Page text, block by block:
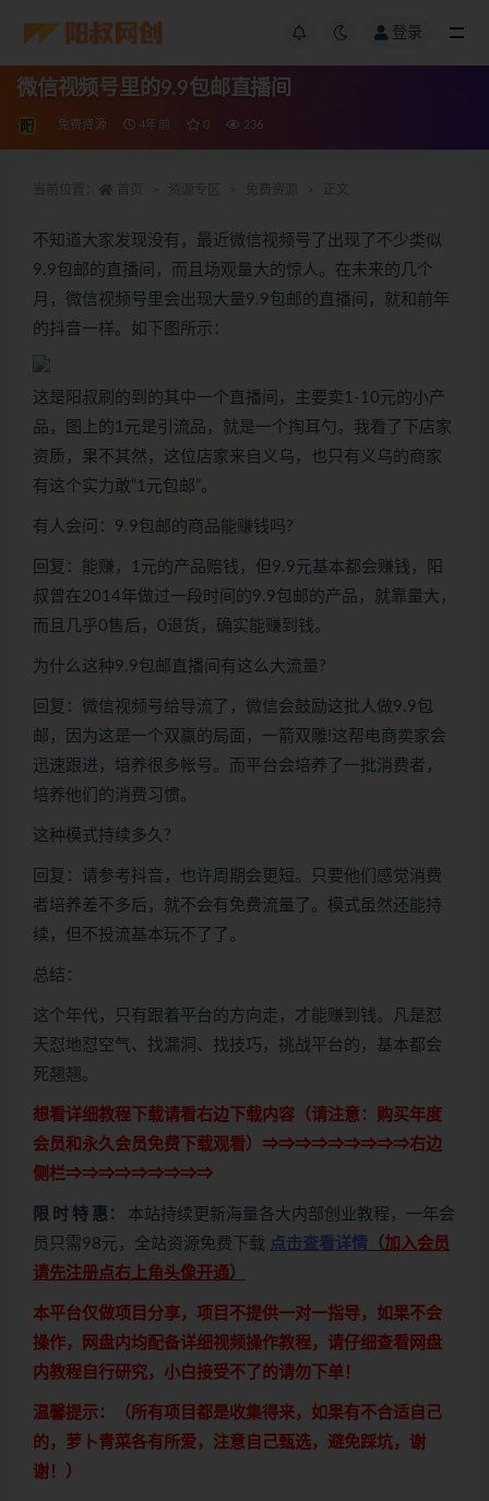
登录
微信视频号里的9.9包邮直播间
免费资源 4年前 0 236
不知道大家发现没有，最近微信视频号了出现了不少类似
9.9包邮的直播间，而且场观量大的惊人。在未来的几个
月，微信视频号里会出现大量9.9包邮的直播间，就和前年
的抖音一样。如下图所示：
这是阳叔刷的到的其中一个直播间，主要卖1-10元的小产
品，图上的1元是引流品，就是一个掏耳勺。我看了下店家
资质，果不其然，这位店家来自义乌，也只有义乌的商家
有这个实力敢“1元包邮”。
有人会问：9.9包邮的商品能赚钱吗?
回复：能赚，1元的产品赔钱，但9.9元基本都会赚钱，阳
叔曾在2014年做过一段时间的9.9包邮的产品，就靠量大，
而且几乎0售后，0退货，确实能赚到钱。
为什么这种9.9包邮直播间有这么大流量?
回复：微信视频号给导流了，微信会鼓励这批人做9.9包
邮，因为这是一个双赢的局面，一箭双雕!这帮电商卖家会
迅速跟进，培养很多帐号。而平台会培养了一批消费者，
培养他们的消费习惯。
这种模式持续多久?
回复：请参考抖音，也许周期会更短。只要他们感觉消费
者培养差不多后，就不会有免费流量了。模式虽然还能持
续，但不投流基本玩不了了。
总结：
这个年代，只有跟着平台的方向走，才能赚到钱。凡是怼
天怼地怼空气、找漏洞、找技巧，挑战平台的，基本都会
死翘翘。
想看详细教程下载请看右边下载内容（请注意： 购买年度
会员和永久会员免费下载观看）⇒⇒⇒⇒⇒⇒⇒⇒⇒右边
侧栏⇒⇒⇒⇒⇒⇒⇒⇒⇒
限 时 特 惠： 本站持续更新海量各大内部创业教程，一年会
员只需98元，全站资源免费下载 点击查看详情 （加入会员
请先注册点右上角头像开通）
本平台仅做项目分享，项目不提供一对一指导，如果不会
操作，网盘内均配备详细视频操作教程，请仔细查看网盘
内教程自行研究，小白接受不了的请勿下单！
温馨提示：（所有项目都是收集得来，如果有不合适自己
的，萝卜青菜各有所爱，注意自己甄选，避免踩坑，谢
谢！）